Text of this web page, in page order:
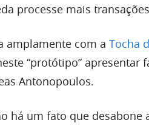
processe mais
amplamente com a Tocha
“protótipo” apresentar
Antonopoulos.
há um fato que desabone